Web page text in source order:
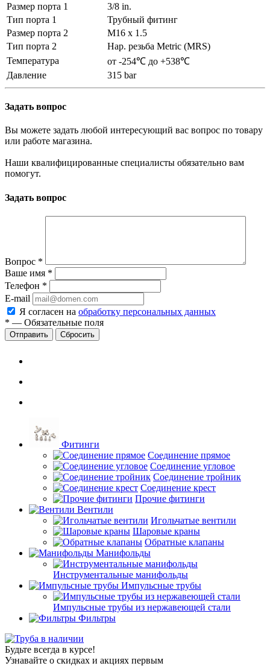
Размер порта 1
3/8 in.
Тип порта 1
Трубный фитинг
Размер порта 2
M16 x 1.5
Тип порта 2
Нар. резьба Metric (MRS)
Температура
от -254℃ до +538℃
Давление
315 bar
Задать вопрос
Вы можете задать любой интересующий вас вопрос по товару
или работе магазина.
Наши квалифицированные специалисты обязательно вам
помогут.
Задать вопрос
Вопрос *
Ваше имя *
Телефон *
E-mail
Я согласен на обработку персональных данных
* — Обязательные поля
Сбросить
Фитинги
Соединение прямое
Соединение угловое
Соединение тройник
Соединение крест
Прочие фитинги
Вентили
Игольчатые вентили
Шаровые краны
Обратные клапаны
Манифольды
Инструментальные манифольды
Импульсные трубы
Импульсные трубы из нержавеющей стали
Фильтры
Будьте всегда в курсе!
Узнавайте о скидках и акциях первым